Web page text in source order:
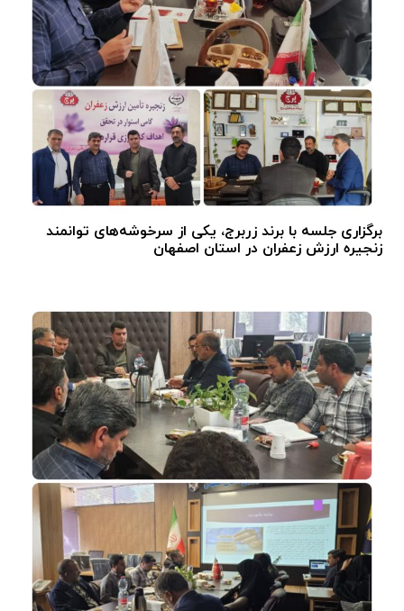
برگزاری جلسه با برند زربرج، یکی از سرخوشه‌های توانمند
زنجیره ارزش زعفران در استان اصفهان